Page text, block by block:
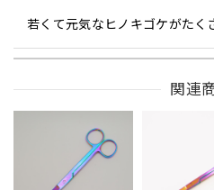
若くて元気なヒノキゴケがたく
2026/08/04
水を浸したペーパーで湿度管
されて届きました。さっそく
関連